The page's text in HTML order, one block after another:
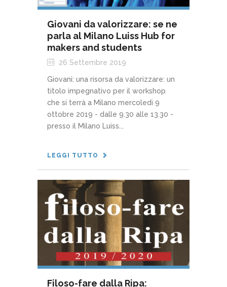
Giovani da valorizzare: se ne
parla al Milano Luiss Hub for
makers and students
26 Settembre 2019
Giovani: una risorsa da valorizzare: un
titolo impegnativo per il workshop
che si terrà a Milano mercoledì 9
ottobre 2019 - dalle 9.30 alle 13.30 -
presso il Milano Luiss...
LEGGI TUTTO
Filoso-fare dalla Ripa: